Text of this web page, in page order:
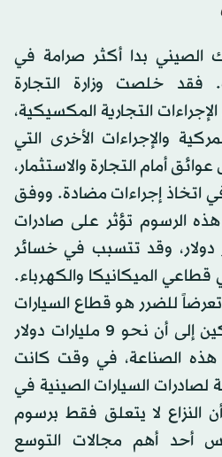
الصيني بدا أكثر صرامة في
فقد خلصت وزارة التجارة
التجارية المكسيكية،
والإجراءات الأخرى التي
أمام التجارة والاستثمار،
اتخاذ إجراءات مضادة. ووفق
هذه الرسوم تؤثر على صادرات
30 مليار دولار، وقد تتسبب في خسائر
في قطاعي الميكانيكا والكهرباء.
للضرر هو قطاع السيارات
وقطع الغيار، إذ تشير بكين إلى أن نحو 9 مليارات دولار
هذه الصناعة، في وقت كانت
السيارات الصينية في
أن النزاع لا يتعلق فقط برسوم
أحد أهم مجالات التوسع